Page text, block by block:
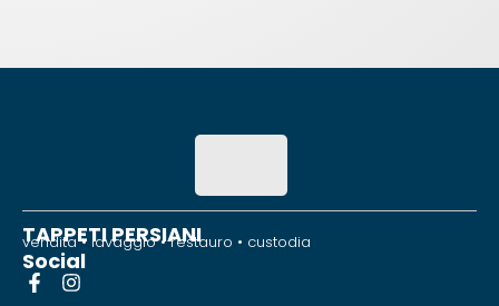
TAPPETI PERSIANI
vendita • lavaggio • restauro • custodia
Social